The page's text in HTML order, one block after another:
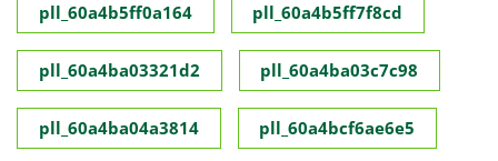
pll_60a4b5ff0a164 pll_60a4b5ff7f8cd
pll_60a4ba03321d2 pll_60a4ba03c7c98
pll_60a4ba04a3814 pll_60a4bcf6ae6e5